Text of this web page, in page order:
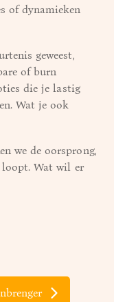
of dynamieken
geweest,
of burn
die je lastig
Wat je ook
we de oorsprong,
loopt. Wat wil er